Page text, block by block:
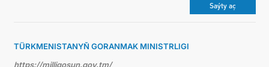
Saýty aç
TÜRKMENISTANYŇ GORANMAK MINISTRLIGI
https://milligosun.gov.tm/